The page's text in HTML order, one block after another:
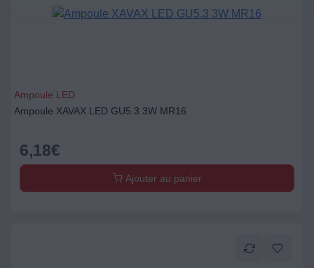
Ampoule LED
Ampoule XAVAX LED GU5.3 3W MR16
6,18€
Ajouter au panier